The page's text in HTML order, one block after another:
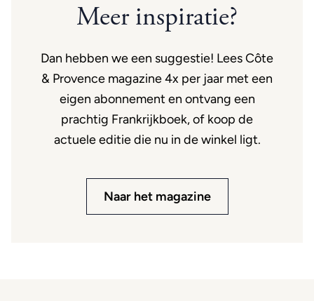
Meer inspiratie?
Dan hebben we een suggestie! Lees Côte
& Provence magazine 4x per jaar met een
eigen abonnement en ontvang een
prachtig Frankrijkboek, of koop de
actuele editie die nu in de winkel ligt.
Naar het magazine